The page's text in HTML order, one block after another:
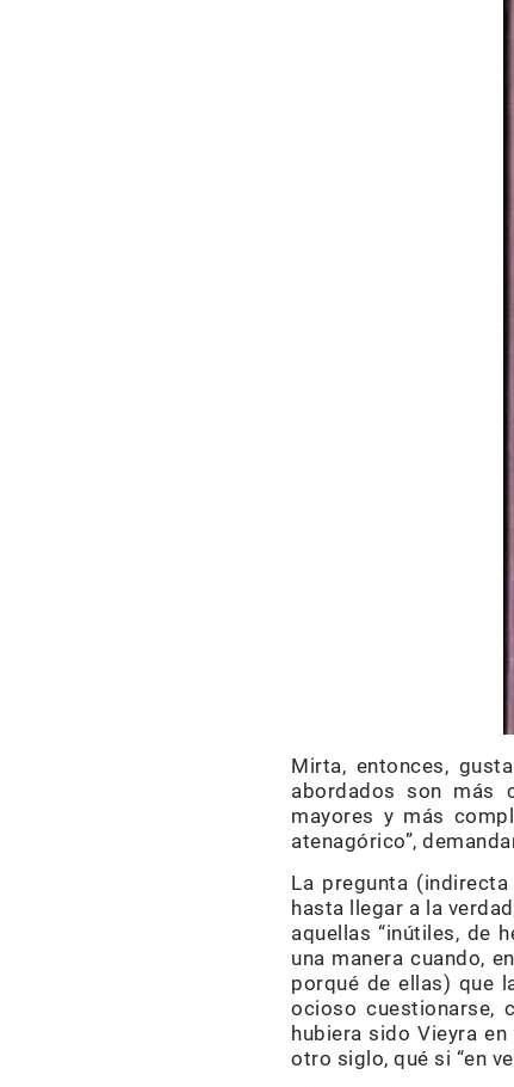
Mirta, entonces,
abordados son más
mayores y más
atenagórico”,
La pregunta
hasta llegar a la
aquellas “inútiles, de
una manera cuando,
porqué de ellas) que
ocioso cuestionarse,
hubiera sido Vieyra
otro siglo, qué si “en